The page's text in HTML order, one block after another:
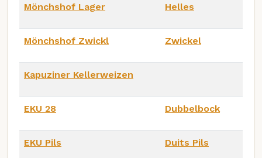
Mönchshof Lager Helles
Mönchshof Zwickl Zwickel
Kapuziner Kellerweizen
EKU 28 Dubbelbock
EKU Pils Duits Pils